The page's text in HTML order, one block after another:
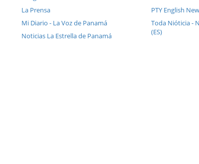
La Prensa
Mi Diario - La Voz de Panamá
Noticias La Estrella de Panamá
PTY English
Toda Nióticia -
(ES)